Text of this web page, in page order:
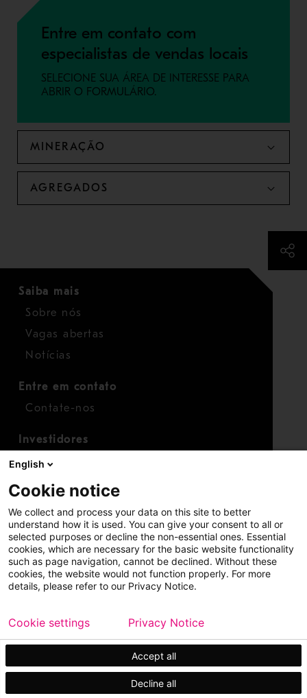
Entre em contato com
especialistas de vendas locais
SELECIONE SUA ÁREA DE INTERESSE PARA
ABRIR O FORMULÁRIO.
MINERAÇÃO
AGREGADOS
Saiba mais
Sobre nós
Vagas abertas
Notícias
Entre em contato
Contate-nos
Investidores
Calendário para investidores
Finanças
Aviso legal
Política de privacidade
Marcas registradas
English
Cookie notice
We collect and process your data on this site to better
understand how it is used. You can give your consent to all or
selected purposes or decline the non-essential ones. Essential
cookies, which are necessary for the basic website functionality
such as page navigation, cannot be declined. Without these
cookies, the website would not function properly. For more
details, please refer to our Privacy Notice.
Accept all
Decline all
Cookie settings Privacy Notice